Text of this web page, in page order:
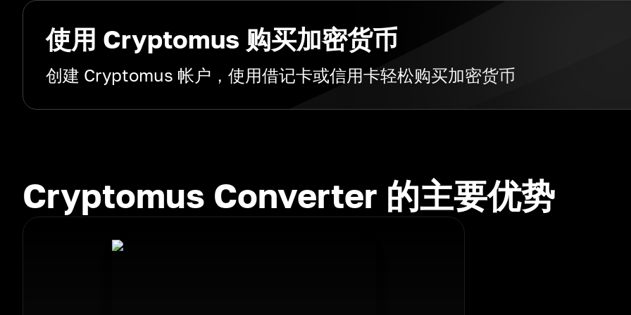
使用 Cryptomus 购买加密货币
创建 Cryptomus 帐户，使用借记卡或信用卡轻松购买加密货币
Cryptomus Converter 的主要优势